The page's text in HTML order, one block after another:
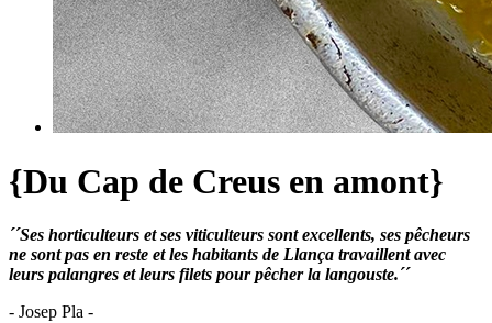
{Du Cap de Creus en amont}
´´Ses horticulteurs et ses viticulteurs sont excellents, ses pêcheurs
ne sont pas en reste et les habitants de Llança travaillent avec
leurs palangres et leurs filets pour pêcher la langouste.´´
- Josep Pla -